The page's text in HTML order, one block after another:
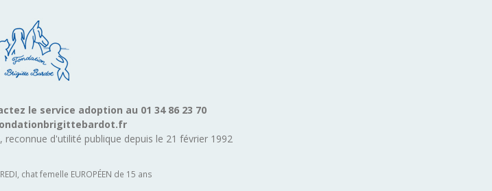
le service adoption au 01 34 86 23 70
d'utilité publique depuis le 21 février 1992
chat femelle EUROPÉEN de 15 ans